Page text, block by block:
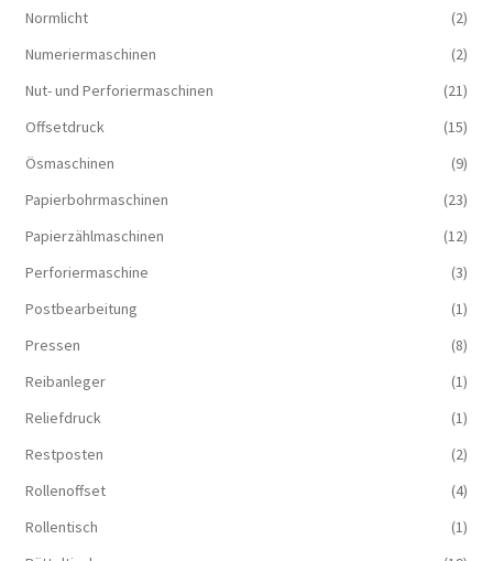
Normlicht
(2)
Numeriermaschinen
(2)
Nut- und Perforiermaschinen
(21)
Offsetdruck
(15)
Ösmaschinen
(9)
Papierbohrmaschinen
(23)
Papierzählmaschinen
(12)
Perforiermaschine
(3)
Postbearbeitung
(1)
Pressen
(8)
Reibanleger
(1)
Reliefdruck
(1)
Restposten
(2)
Rollenoffset
(4)
Rollentisch
(1)